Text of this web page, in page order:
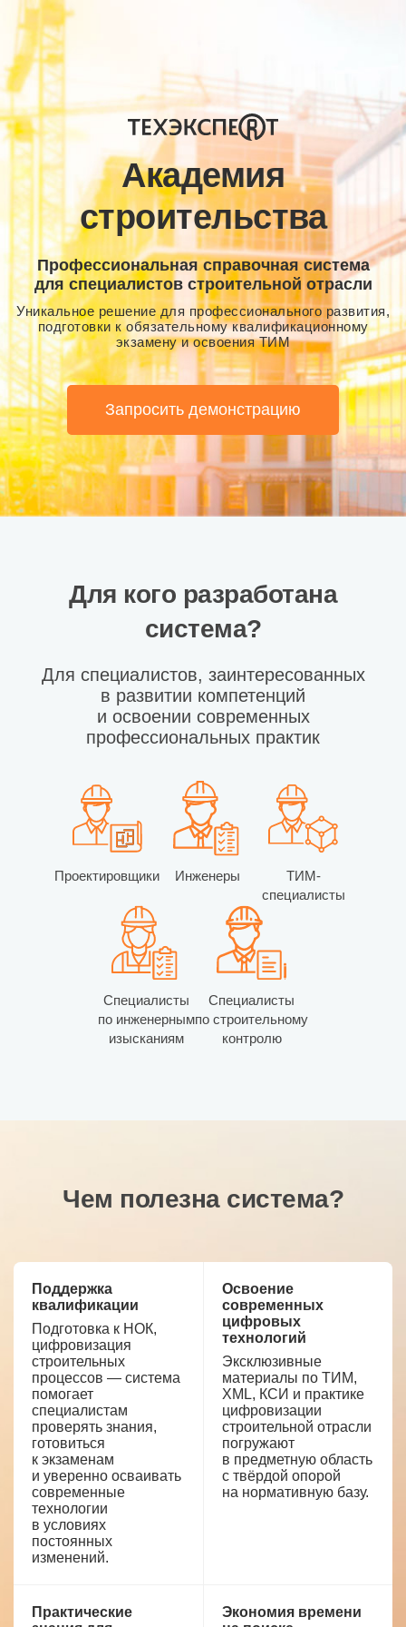
Академия
строительства
Профессиональная справочная система
для специалистов строительной отрасли
Уникальное решение для профессионального развития,
подготовки к обязательному квалификационному
экзамену и освоения ТИМ
Запросить демонстрацию
Для кого разработана
система?
Для специалистов, заинтересованных
в развитии компетенций
и освоении современных
профессиональных практик
Проектировщики Инженеры
ТИМ-
специалисты
Специалисты
по инженерным
изысканиям
Специалисты
по строительному
контролю
Чем полезна система?
Поддержка
квалификации
Подготовка к НОК,
цифровизация
строительных
процессов — система
помогает
специалистам
проверять знания,
готовиться
к экзаменам
и уверенно осваивать
современные
технологии
в условиях
постоянных
изменений.
Освоение
современных
цифровых
технологий
Эксклюзивные
материалы по ТИМ,
XML, КСИ и практике
цифровизации
строительной отрасли
погружают
в предметную область
с твёрдой опорой
на нормативную базу.
Практические
Экономия времени